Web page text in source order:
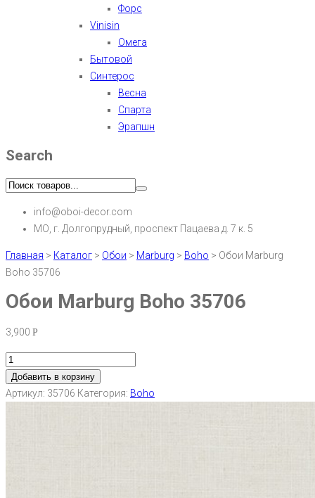
Форс
Vinisin
Омега
Бытовой
Синтерос
Весна
Спарта
Эрапшн
Search
info@oboi-decor.com
МО, г. Долгопрудный, проспект Пацаева д. 7 к. 5
Главная > Каталог > Обои > Marburg > Boho > Обои Marburg
Boho 35706
Обои Marburg Boho 35706
3,900 Р
Добавить в корзину
Артикул: 35706 Категория: Boho